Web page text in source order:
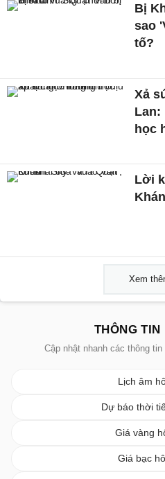
Bị
sao
tố?
Xả
Lan:
học
Lời
Xem
THÔNG TIN
Cập nhật nhanh các thông
Lịch âm
Dự báo thời
Giá vàng
Giá bạc